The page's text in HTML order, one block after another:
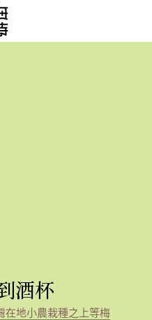
酒杯
在地小農栽種之上等梅